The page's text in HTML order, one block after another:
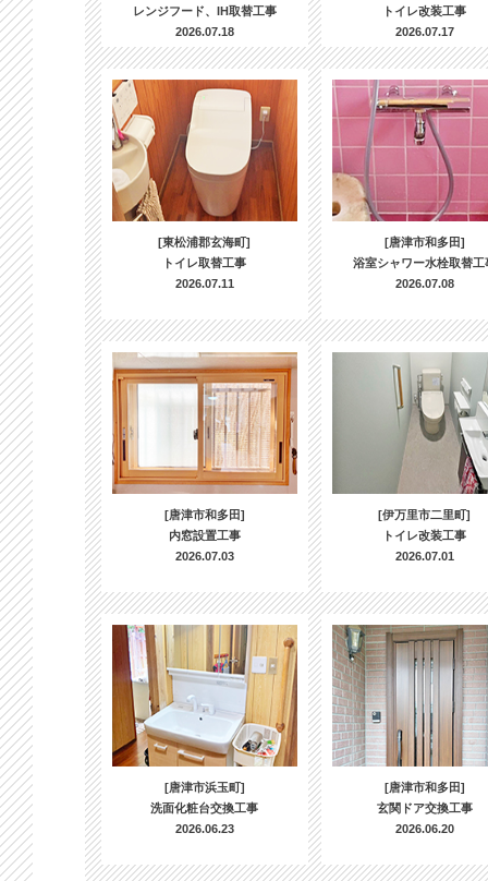
レンジフード、IH取替工事
2026.07.18
トイレ改装工事
2026.07.17
[東松浦郡玄海町]
トイレ取替工事
2026.07.11
[唐津市和多田]
浴室シャワー水栓取替工
2026.07.08
[唐津市和多田]
内窓設置工事
2026.07.03
[伊万里市二里町]
トイレ改装工事
2026.07.01
[唐津市浜玉町]
洗面化粧台交換工事
2026.06.23
[唐津市和多田]
玄関ドア交換工事
2026.06.20